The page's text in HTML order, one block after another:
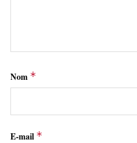
Nom *
E-mail *